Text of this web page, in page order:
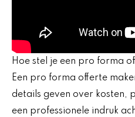
Hoe stel je een pro forma
Een pro forma offerte
details geven over kosten,
een professionele indruk